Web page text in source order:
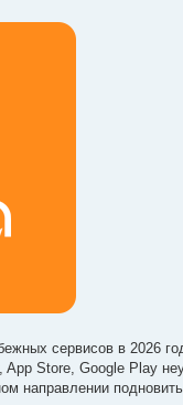
сервисов в 2026
Store, Google Play
направлении